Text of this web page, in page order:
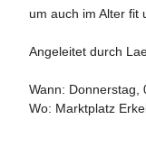
um auch im Alter fit
Angeleitet durch
Wann: Donnerstag,
Wo: Marktplatz